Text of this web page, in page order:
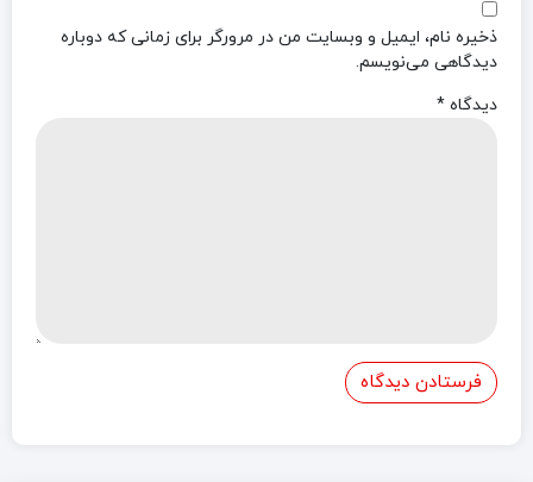
ذخیره نام، ایمیل و وبسایت من در مرورگر برای زمانی که دوباره
دیدگاهی می‌نویسم.
دیدگاه *